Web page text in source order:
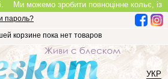
можемо зробити повноцінне кольє, із
пароль?
корзине пока нет товаров
УКР